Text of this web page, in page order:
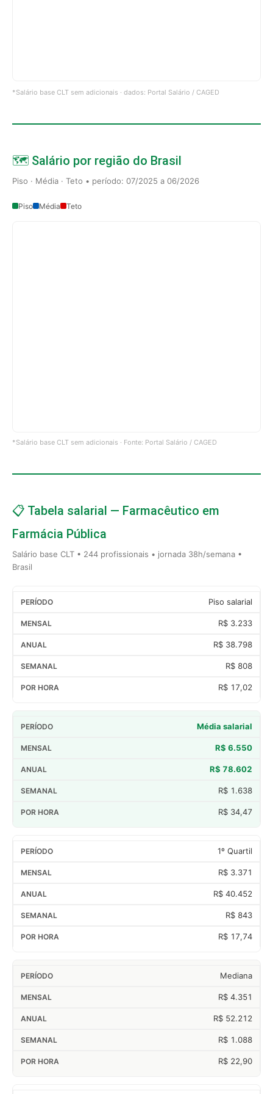
*Salário base CLT sem adicionais · dados: Portal Salário / CAGED
🗺️ Salário por região do Brasil
Piso · Média · Teto • período: 07/2025 a 06/2026
Piso Média Teto
*Salário base CLT sem adicionais · Fonte: Portal Salário / CAGED
📋 Tabela salarial — Farmacêutico em
Farmácia Pública
Salário base CLT • 244 profissionais • jornada 38h/semana •
Brasil
Piso salarial
R$ 3.233
R$ 38.798
R$ 808
R$ 17,02
Média salarial
R$ 6.550
R$ 78.602
R$ 1.638
R$ 34,47
1º Quartil
R$ 3.371
R$ 40.452
R$ 843
R$ 17,74
Mediana
R$ 4.351
R$ 52.212
R$ 1.088
R$ 22,90